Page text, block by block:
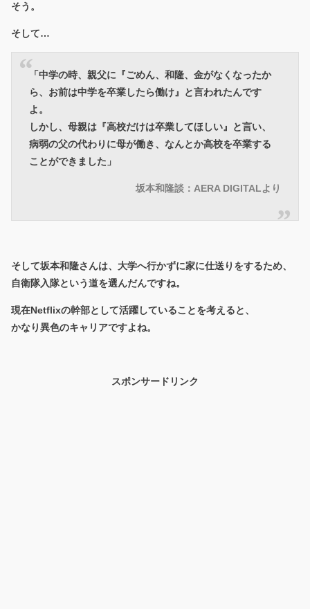
そう。
そして…
「中学の時、親父に『ごめん、和隆、金がなくなったか
ら、お前は中学を卒業したら働け』と言われたんです
よ。
しかし、母親は『高校だけは卒業してほしい』と言い、
病弱の父の代わりに母が働き、なんとか高校を卒業する
ことができました」
坂本和隆談：AERA DIGITALより
そして坂本和隆さんは、大学へ行かずに家に仕送りをするため、
自衛隊入隊という道を選んだんですね。
現在Netflixの幹部として活躍していることを考えると、
かなり異色のキャリアですよね。
スポンサードリンク